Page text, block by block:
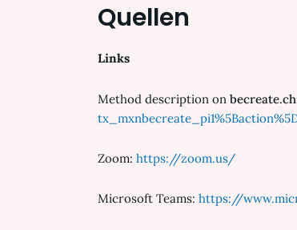
Quellen
Links
Method description on becreate.ch
Zoom: https://zoom.us/
Microsoft Teams: https://